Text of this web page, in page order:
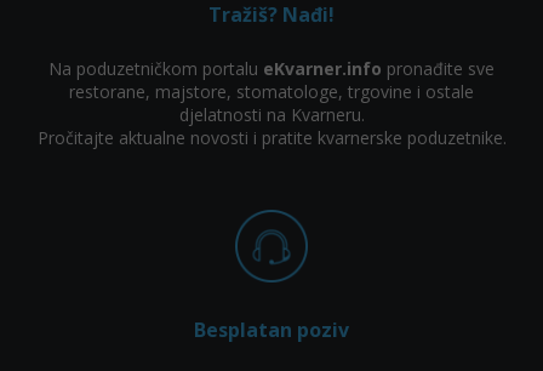
Tražiš? Nađi!
Na poduzetničkom portalu eKvarner.info pronađite sve
restorane, majstore, stomatologe, trgovine i ostale
djelatnosti na Kvarneru.
Pročitajte aktualne novosti i pratite kvarnerske poduzetnike.
Besplatan poziv